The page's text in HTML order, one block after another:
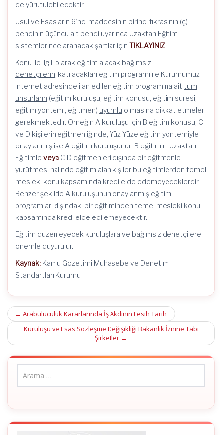
de yürütülebilecektir.
Usul ve Esasların 6’ncı maddesinin birinci fıkrasının (ç)
bendinin üçüncü alt bendi uyarınca Uzaktan Eğitim
sistemlerinde aranacak şartlar için TIKLAYINIZ
Konu ile ilgili olarak eğitim alacak bağımsız
denetçilerin, katılacakları eğitim programı ile Kurumumuz
internet adresinde ilan edilen eğitim programına ait tüm
unsurların (eğitim kuruluşu, eğitim konusu, eğitim süresi,
eğitim yöntemi, eğitmen) uyumlu olmasına dikkat etmeleri
gerekmektedir. Örneğin A kuruluşu için B eğitim konusu, C
ve D kişilerin eğitmenliğinde, Yüz Yüze eğitim yöntemiyle
onaylanmış ise A eğitim kuruluşunun B eğitimini Uzaktan
Eğitimle veya C,D eğitmenleri dışında bir eğitmenle
yürütmesi halinde eğitim alan kişiler bu eğitimlerden temel
mesleki konu kapsamında kredi elde edemeyeceklerdir.
Benzer şekilde A kuruluşunun onaylanmış eğitim
programları dışındaki bir eğitiminden temel mesleki konu
kapsamında kredi elde edilemeyecektir.
Eğitim düzenleyecek kuruluşlara ve bağımsız denetçilere
önemle duyurulur.
Kaynak: Kamu Gözetimi Muhasebe ve Denetim
Standartları Kurumu
Post
navigation
← Arabuluculuk Kararlarında İş Akdinin Fesih Tarihi
Kuruluşu ve Esas Sözleşme Değişikliği Bakanlık İznine Tabi
Şirketler →